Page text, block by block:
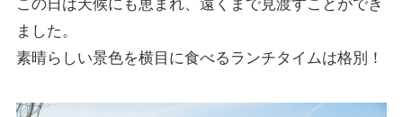
この日は天候にも恵まれ、遠くまで見渡すことができ
ました。
素晴らしい景色を横目に食べるランチタイムは格別！